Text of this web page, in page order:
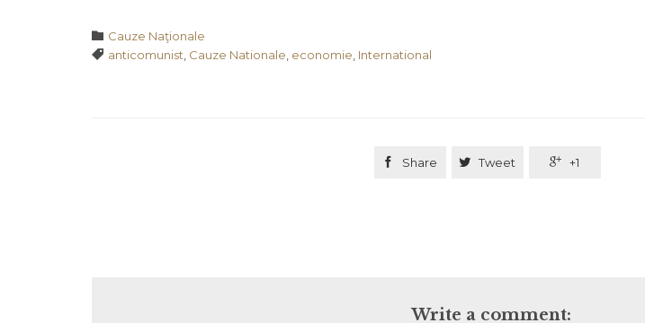
 Category
Cauze Naţionale
 Tags
anticomunist Cauze Nationale economie International
 Share  Tweet  +1
Write a comment: